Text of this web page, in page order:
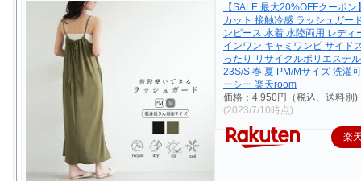
【SALE 最大20%OFFクーポン
カット 接触冷感 ラッシュガー
ンピース 水着 水陸両用 レディ
インワン キャミワンピ サイド
ったり リサイクルポリエステ
23S/S 春 夏 PM/Mサイズ 洗濯
ーシー 楽天room
価格：4,950円（税込、送料別)
(2023/7/10時点)
楽